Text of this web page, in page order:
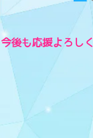
今後も応援よろし